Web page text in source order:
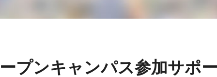
プンキャンパス参加サポ